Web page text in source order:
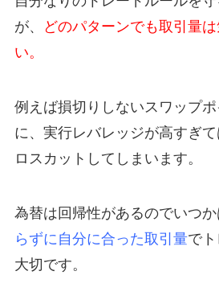
が、
どのパターンでも取引量
い。
例えば損切りしないスワップ
に、実行レバレッジが高すぎ
ロスカットしてしまいます。
為替は回帰性があるのでいつか
らずに自分に合った取引量で
大切です。